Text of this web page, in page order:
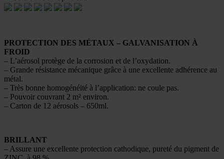
PROTECTION DES MÉTAUX – GALVANISATION À
FROID
– L’aérosol protège de la corrosion et de l’oxydation.
– Grande résistance mécanique grâce à une excellente adhérence au
métal.
– Très bonne homogénéité à l’application: ne coule pas.
– Pouvoir couvrant 2 m² environ.
– Carton de 12 aérosols – 650ml.
BRILLANT
– Assure une excellente protection cathodique, pureté du pigment de